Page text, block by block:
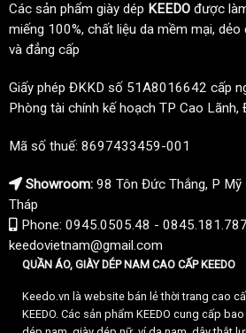
Các sản phẩm giày dép KEEDO được
miếng 100%, chất liệu da mềm mại, dẻo
và đẳng cấp
Giấy phép ĐKKD số 51A8016642 cấp
Phòng tài chính kế hoạch TP Cao Lãnh,
Mã số thuế: 8697433459-001
Showroom: 98 Tôn Đức Thắng, P Mỹ
Tháp
Phone: 0945.0505.48 - 0845.181.787
keedovietnam@gmail.com
QUẦN ÁO, GIÀY DÉP NAM CAO CẤP KEEDO
Keedo.vn là website bán lẻ thời trang cao
KEEDO. Các sản phẩm KEEDO cung cấp